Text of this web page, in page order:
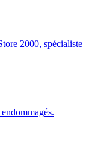
2000, spécialiste